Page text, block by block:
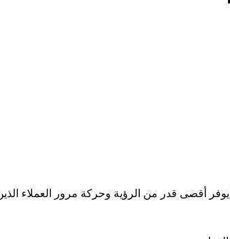
أقصى قدر من الرؤية وحركة مرور العملاء